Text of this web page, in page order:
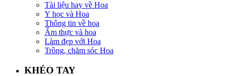
Tài liệu hay về Hoa
Y học và Hoa
Thông tin về hoa
Ẩm thực và hoa
Làm đẹp với Hoa
Trồng, chăm sóc Hoa
KHÉO TAY